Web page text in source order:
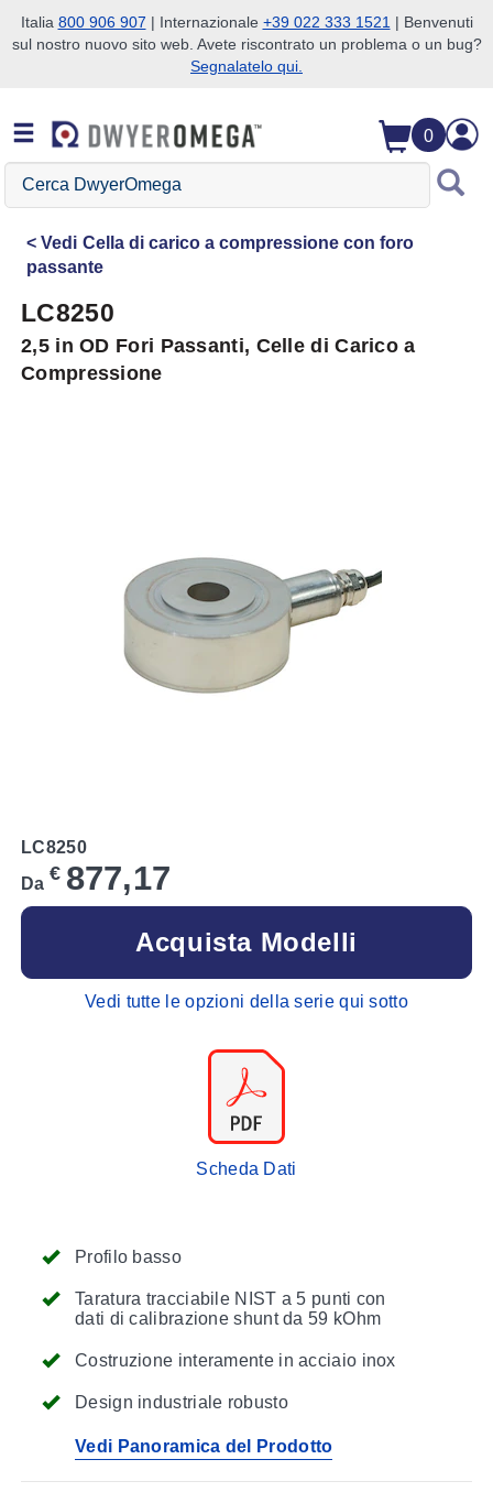
Salta alla ricerca
Salta al contenuto principale
Salta alla navigazione
Italia 800 906 907 | Internazionale +39 022 333 1521 | Benvenuti
sul nostro nuovo sito web. Avete riscontrato un problema o un bug?
Segnalatelo qui.
0
Cerca
DwyerOmega
Vedi Cella di carico a compressione con foro
passante
LC8250
2,5 in OD Fori Passanti, Celle di Carico a
Compressione
Profilo basso
Taratura tracciabile NIST a 5 punti con
dati di calibrazione shunt da 59 kOhm
Costruzione interamente in acciaio inox
Design industriale robusto
Vedi Panoramica del Prodotto
LC8250
Da € 877,17
Acquista Modelli
Vedi tutte le opzioni della serie qui sotto
Scheda Dati